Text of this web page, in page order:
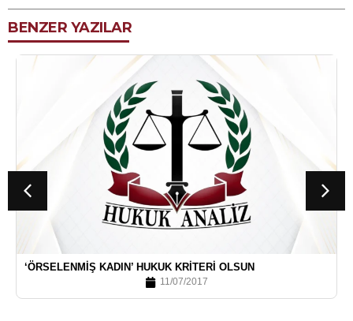
BENZER YAZILAR
‘ÖRSELENMIŞ KADIN’ HUKUK KRITERI OLSUN
11/07/2017